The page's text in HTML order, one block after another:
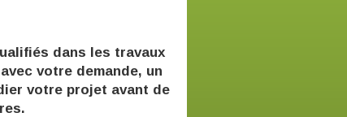
dans les travaux
votre demande, un
votre projet avant de